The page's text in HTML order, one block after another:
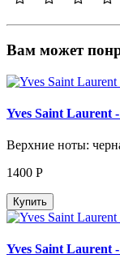
Вам может
Yves Saint Laurent
Верхние ноты:
1400 Р
Купить
Yves Saint Laurent